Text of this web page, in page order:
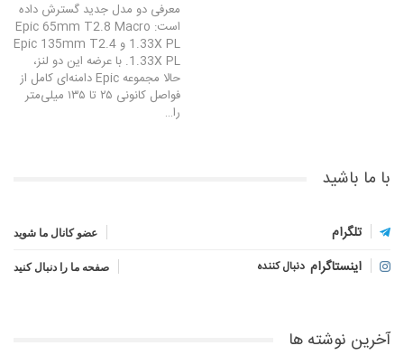
معرفی دو مدل جدید گسترش داده
است: Epic 65mm T2.8 Macro
1.33X PL و Epic 135mm T2.4
1.33X PL. با عرضه این دو لنز،
حالا مجموعه Epic دامنه‌ای کامل از
فواصل کانونی ۲۵ تا ۱۳۵ میلی‌متر
را…
با ما باشید
تلگرام عضو کانال ما شوید
اینستاگرام دنبال کننده صفحه ما را دنبال کنید
آخرین نوشته ها